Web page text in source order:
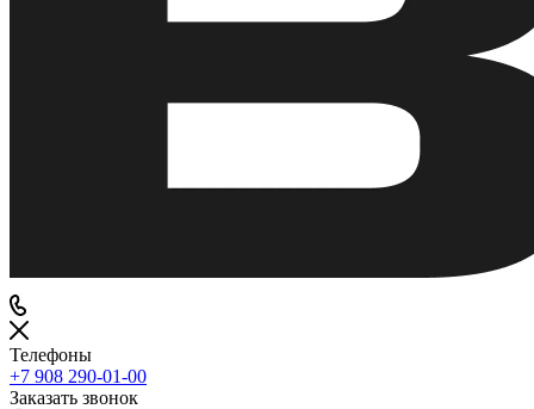
Телефоны
+7 908 290-01-00
Заказать звонок